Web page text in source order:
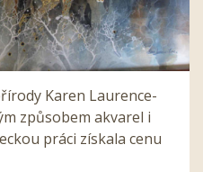
Karen Laurence-
způsobem akvarel i
práci získala cenu